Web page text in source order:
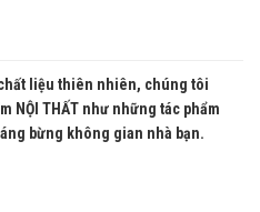
chất liệu thiên nhiên, chúng tôi
NỘI THẤT như những tác phẩm
bừng không gian nhà bạn.